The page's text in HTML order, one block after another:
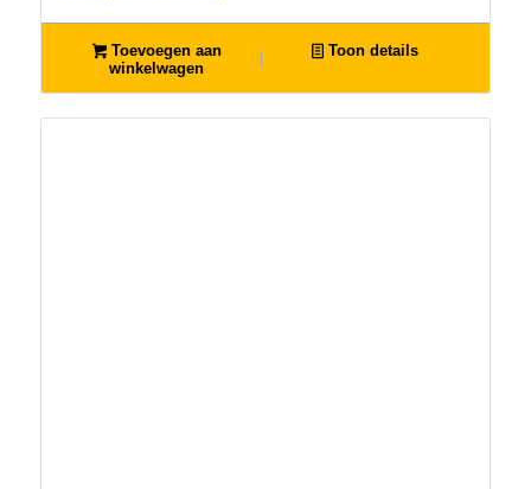
Toevoegen aan
winkelwagen
Toon details